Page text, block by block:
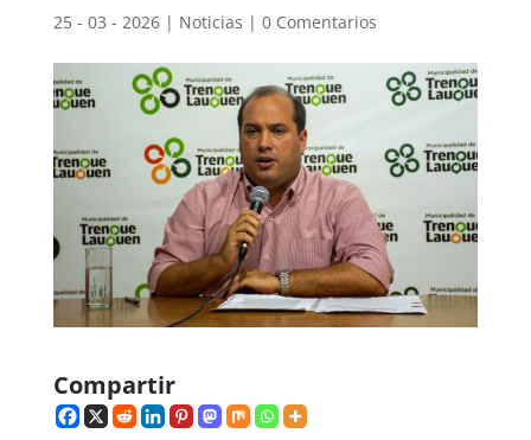
25 - 03 - 2026| Noticias | 0 Comentarios
Compartir